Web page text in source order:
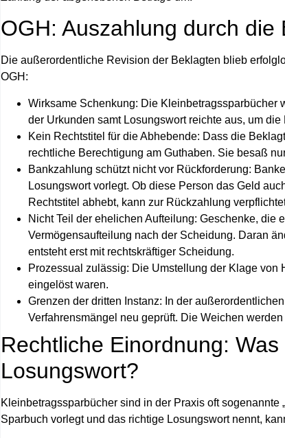
OGH: Auszahlung durch
Die außerordentliche Revision der Beklagten blieb
OGH:
Wirksame Schenkung: Die Kleinbetragssparbücher
der Urkunden samt Losungswort reichte aus, um
Kein Rechtstitel für die Abhebende: Dass die
rechtliche Berechtigung am Guthaben. Sie besaß
Bankzahlung schützt nicht vor Rückforderung:
Losungswort vorlegt. Ob diese Person das Geld
Rechtstitel abhebt, kann zur Rückzahlung
Nicht Teil der ehelichen Aufteilung: Geschenke, die
Vermögensaufteilung nach der Scheidung. Daran
entsteht erst mit rechtskräftiger Scheidung.
Prozessual zulässig: Die Umstellung der Klage von
eingelöst waren.
Grenzen der dritten Instanz: In der
Verfahrensmängel neu geprüft. Die Weichen
Rechtliche Einordnung:
Losungswort?
Kleinbetragssparbücher sind in der Praxis oft
Sparbuch vorlegt und das richtige Losungswort nennt,